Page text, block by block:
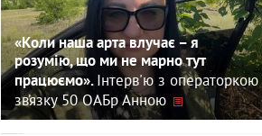
«Коли наша арта влучає – я
розумію, що ми не марно тут
працюємо». Інтерв'ю з операторкою
зв’язку 50 ОАБр Анною